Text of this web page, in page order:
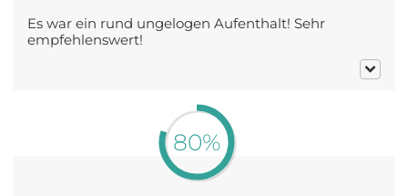
Es war ein rund ungelogen Aufenthalt! Sehr
empfehlenswert!
80%